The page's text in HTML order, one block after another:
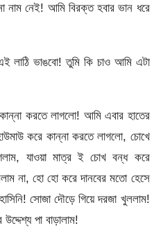
নাম নেই! আমি বিরক্ত হবার ভান ধরে
লাঠি ভাঙবো! তুমি কি চাও আমি এটা
করতে লাগলো! আমি এবার হাতের
করে কান্না করতে লাগলো, চোখে
যাওয়া মাত্র ই চোখ বন্ধ করে
না, হো হো করে দানবের মতো হেসে
সোজা দৌড়ে গিয়ে দরজা খুললাম!
পা বাড়ালাম!